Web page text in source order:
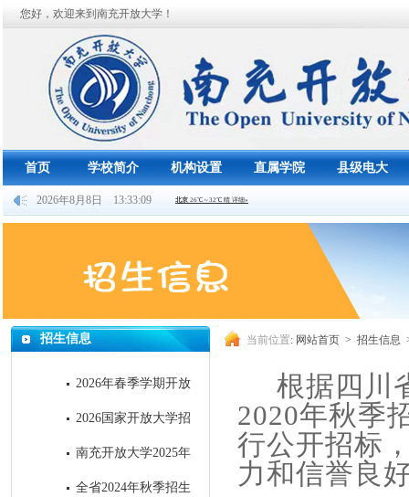
您好，欢迎来到南充开放大学！
首页 学校简介 机构设置 直属学院 县级电大
2026年8月8日 13:33:10
招生信息
2026年春季学期开放
教育招生简章
2026国家开放大学招
南充开放大学2025年
全省2024年秋季招生
当前位置: 网站首页 > 招生信息
根据四川
2020年秋季
行公开招标
力和信誉良